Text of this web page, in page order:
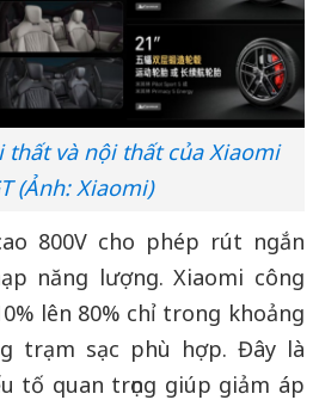
thất và nội thất của Xiaomi
(Ảnh: Xiaomi)
800V cho phép rút ngắn
năng lượng. Xiaomi công
lên 80% chỉ trong khoảng
trạm sạc phù hợp. Đây là
tố quan trọng giúp giảm áp